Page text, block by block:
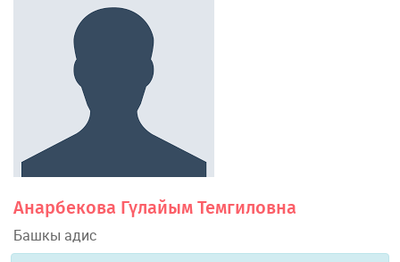
Анарбекова Гүлайым Темгиловна
Башкы адис